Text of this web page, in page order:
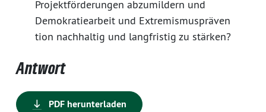
Projektförderungen abzumildern und
Demokratiearbeit und Extremismuspräven
tion nachhaltig und langfristig zu stärken?
Antwort
PDF herunterladen